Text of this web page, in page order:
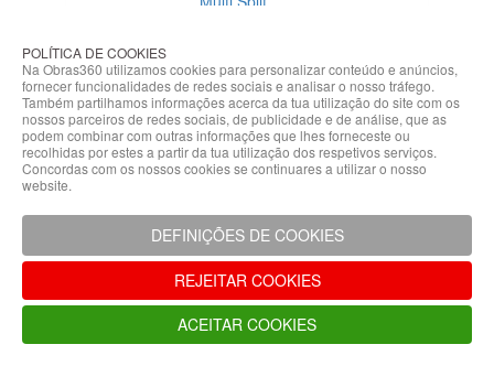
Condicionado
Acessórios
Climatização
Acessórios
Climatização
Hidráulicas
Controladores
Fixações e
Acessórios
Isolamento
para
Tubagem
POLÍTICA DE COOKIES
Na Obras360 utilizamos cookies para personalizar conteúdo e anúncios,
fornecer funcionalidades de redes sociais e analisar o nosso tráfego.
Também partilhamos informações acerca da tua utilização do site com os
nossos parceiros de redes sociais, de publicidade e de análise, que as
podem combinar com outras informações que lhes forneceste ou
recolhidas por estes a partir da tua utilização dos respetivos serviços.
Concordas com os nossos cookies se continuares a utilizar o nosso
website.
DEFINIÇÕES DE COOKIES
REJEITAR COOKIES
ACEITAR COOKIES